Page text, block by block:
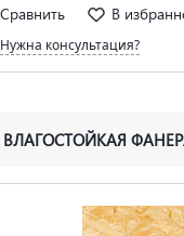
Сравнить В
Нужна консультация?
ВЛАГОСТОЙКАЯ